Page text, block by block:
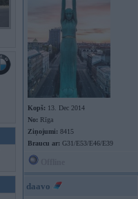
Kopš: 13. Dec 2014
No: Rīga
Ziņojumi: 8415
Braucu ar: G31/E53/E46/E39
daavo